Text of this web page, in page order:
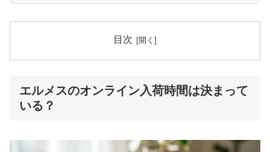
目次
エルメスのオンライン入荷時間は決まって
いる？